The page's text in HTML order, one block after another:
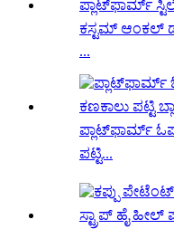
ಕಸ್ಟಮ್ ಆಂಕಲ್
...
ಪ್ಲಾಟ್‌ಫಾರ್ಮ್
ಪಟ್ಟಿ...